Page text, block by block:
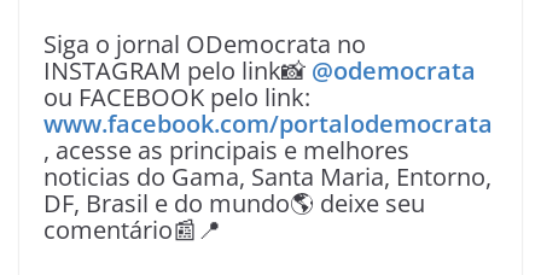
Siga o jornal ODemocrata no
INSTAGRAM pelo link📸 @odemocrata
ou FACEBOOK pelo link:
www.facebook.com/portalodemocrata
, acesse as principais e melhores
noticias do Gama, Santa Maria, Entorno,
DF, Brasil e do mundo🌎 deixe seu
comentário📰📍